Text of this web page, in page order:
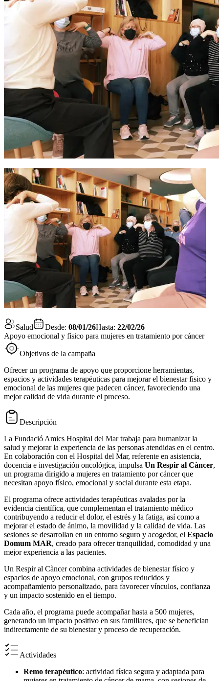
Salud Desde: 08/01/26Hasta: 22/02/26
Apoyo emocional y físico para mujeres en tratamiento por cáncer
Objetivos de la campaña
Ofrecer un programa de apoyo que proporcione herramientas,
espacios y actividades terapéuticas para mejorar el bienestar físico y
emocional de las mujeres que padecen cáncer, favoreciendo una
mejor calidad de vida durante el proceso.
Descripción
La Fundació Amics Hospital del Mar trabaja para humanizar la
salud y mejorar la experiencia de las personas atendidas en el centro.
En colaboración con el Hospital del Mar, referente en asistencia,
docencia e investigación oncológica, impulsa Un Respir al Càncer,
un programa dirigido a mujeres en tratamiento por cáncer que
necesitan apoyo físico, emocional y social durante esta etapa.
El programa ofrece actividades terapéuticas avaladas por la
evidencia científica, que complementan el tratamiento médico
contribuyendo a reducir el dolor, el estrés y la fatiga, así como a
mejorar el estado de ánimo, la movilidad y la calidad de vida. Las
sesiones se desarrollan en un entorno seguro y acogedor, el Espacio
Domum MAR, creado para ofrecer tranquilidad, comodidad y una
mejor experiencia a las pacientes.
Un Respir al Càncer combina actividades de bienestar físico y
espacios de apoyo emocional, con grupos reducidos y
acompañamiento personalizado, para favorecer vínculos, confianza
y un impacto sostenido en el tiempo.
Cada año, el programa puede acompañar hasta a 500 mujeres,
generando un impacto positivo en sus familiares, que se benefician
indirectamente de su bienestar y proceso de recuperación.
Actividades
Remo terapéutico: actividad física segura y adaptada para